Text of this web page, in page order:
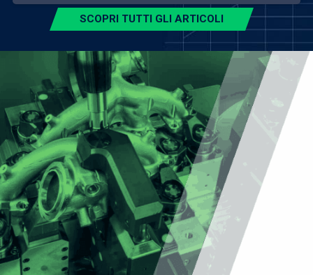
SCOPRI TUTTI GLI ARTICOLI